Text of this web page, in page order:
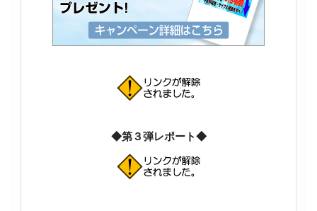
◆第３弾レポート◆